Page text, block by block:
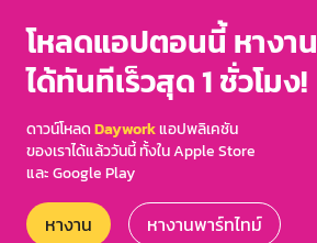
โหลดแอปตอนนี้ หางาน
ได้ทันทีเร็วสุด 1 ชั่วโมง!
ดาวน์โหลดDayworkแอปพลิเคชัน
ของเราได้แล้ววันนี้ ทั้งใน Apple Store
และ Google Play
หางาน หางานพาร์ทไทม์